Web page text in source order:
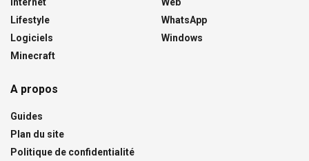
Internet
Lifestyle
Logiciels
Minecraft
Web
WhatsApp
Windows
A propos
Guides
Plan du site
Politique de confidentialité